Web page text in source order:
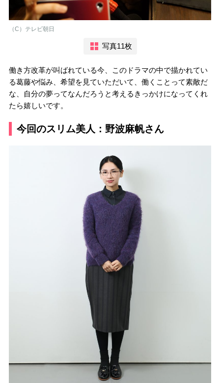
（C）テレビ朝日
写真11枚
働き方改革が叫ばれている今、このドラマの中で描かれてい
る葛藤や悩み、希望を見ていただいて、働くことって素敵だ
な、自分の夢ってなんだろうと考えるきっかけになってくれ
たら嬉しいです。
今回のスリム美人：野波麻帆さん